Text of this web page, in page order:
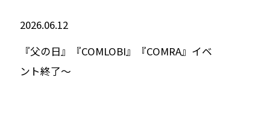
2026.06.12
『父の日』『COMLOBI』『COMRA』イベ
ント終了～